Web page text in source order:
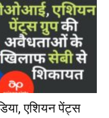
एशियन पेंट्स